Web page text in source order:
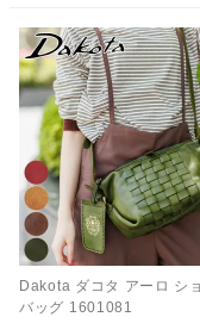
Dakota ダコタ アーロ シ
バッグ 1601081